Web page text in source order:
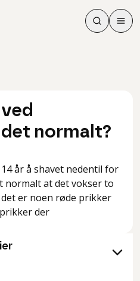
Søk
Søk
Meny
normalt?
år å shavet nedentil for
normalt at det vokser to
er noen røde prikker
der